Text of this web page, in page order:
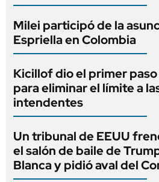
Milei participó de la
Espriella en Colombia
Kicillof dio el primer
para eliminar el límite a
intendentes
Un tribunal de EEUU
el salón de baile de
Blanca y pidió aval del